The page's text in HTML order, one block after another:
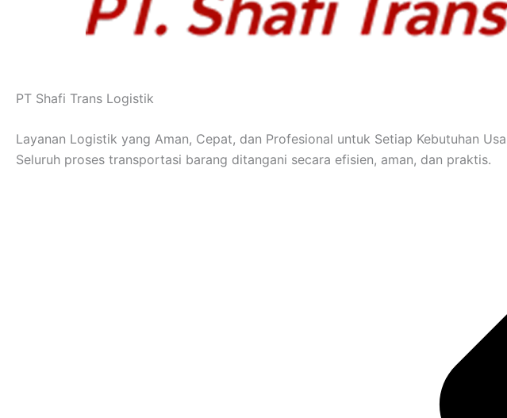
PT Shafi Trans Logistik
Layanan Logistik yang Aman, Cepat, dan Profesional untuk Setiap Kebutuhan
Seluruh proses transportasi barang ditangani secara efisien, aman, dan praktis.